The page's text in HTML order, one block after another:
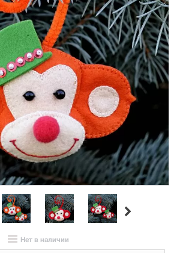
Нет в наличии